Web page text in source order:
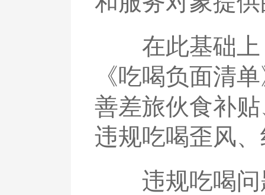
在此基础上
《吃喝负面清
善差旅伙食补
违规吃喝歪风
违规吃喝问